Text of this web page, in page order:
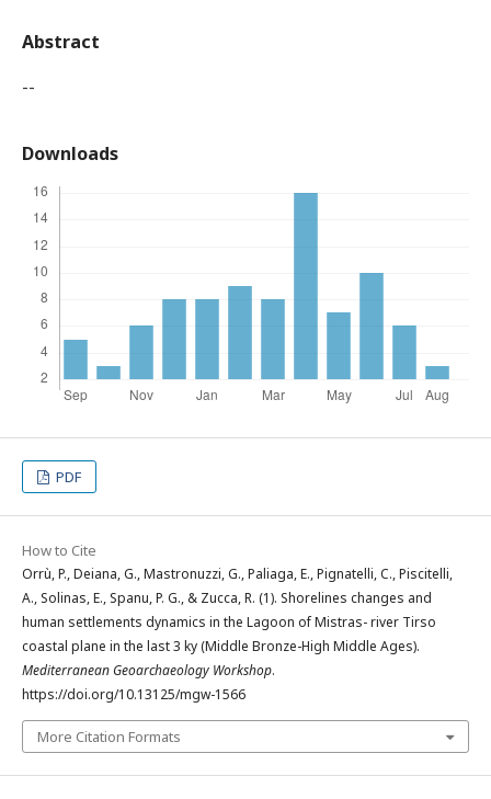
Abstract
--
Downloads
PDF
How to Cite
Orrù, P., Deiana, G., Mastronuzzi, G., Paliaga, E., Pignatelli, C., Piscitelli,
A., Solinas, E., Spanu, P. G., & Zucca, R. (1). Shorelines changes and
human settlements dynamics in the Lagoon of Mistras- river Tirso
coastal plane in the last 3 ky (Middle Bronze-High Middle Ages).
Mediterranean Geoarchaeology Workshop.
https://doi.org/10.13125/mgw-1566
More Citation Formats